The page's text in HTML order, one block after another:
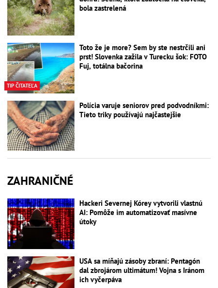
bola zastrelená
TIP ČITATEĽA
Toto že je more? Sem by ste nestrčili ani
prst! Slovenka zažila v Turecku šok: FOTO
Fuj, totálna bačorina
Polícia varuje seniorov pred podvodníkmi:
Tieto triky používajú najčastejšie
ZAHRANIČNÉ
Hackeri Severnej Kórey vytvorili vlastnú
AI: Pomôže im automatizovať masívne
útoky
USA sa míňajú zásoby zbraní: Pentagón
dal zbrojárom ultimátum! Vojna s Iránom
ich vyčerpáva